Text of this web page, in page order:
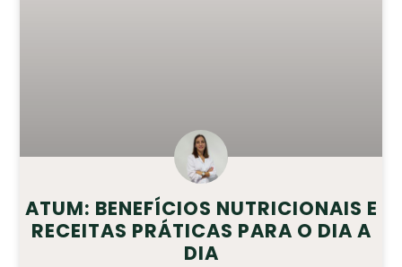
ATUM: BENEFÍCIOS NUTRICIONAIS E
RECEITAS PRÁTICAS PARA O DIA A
DIA